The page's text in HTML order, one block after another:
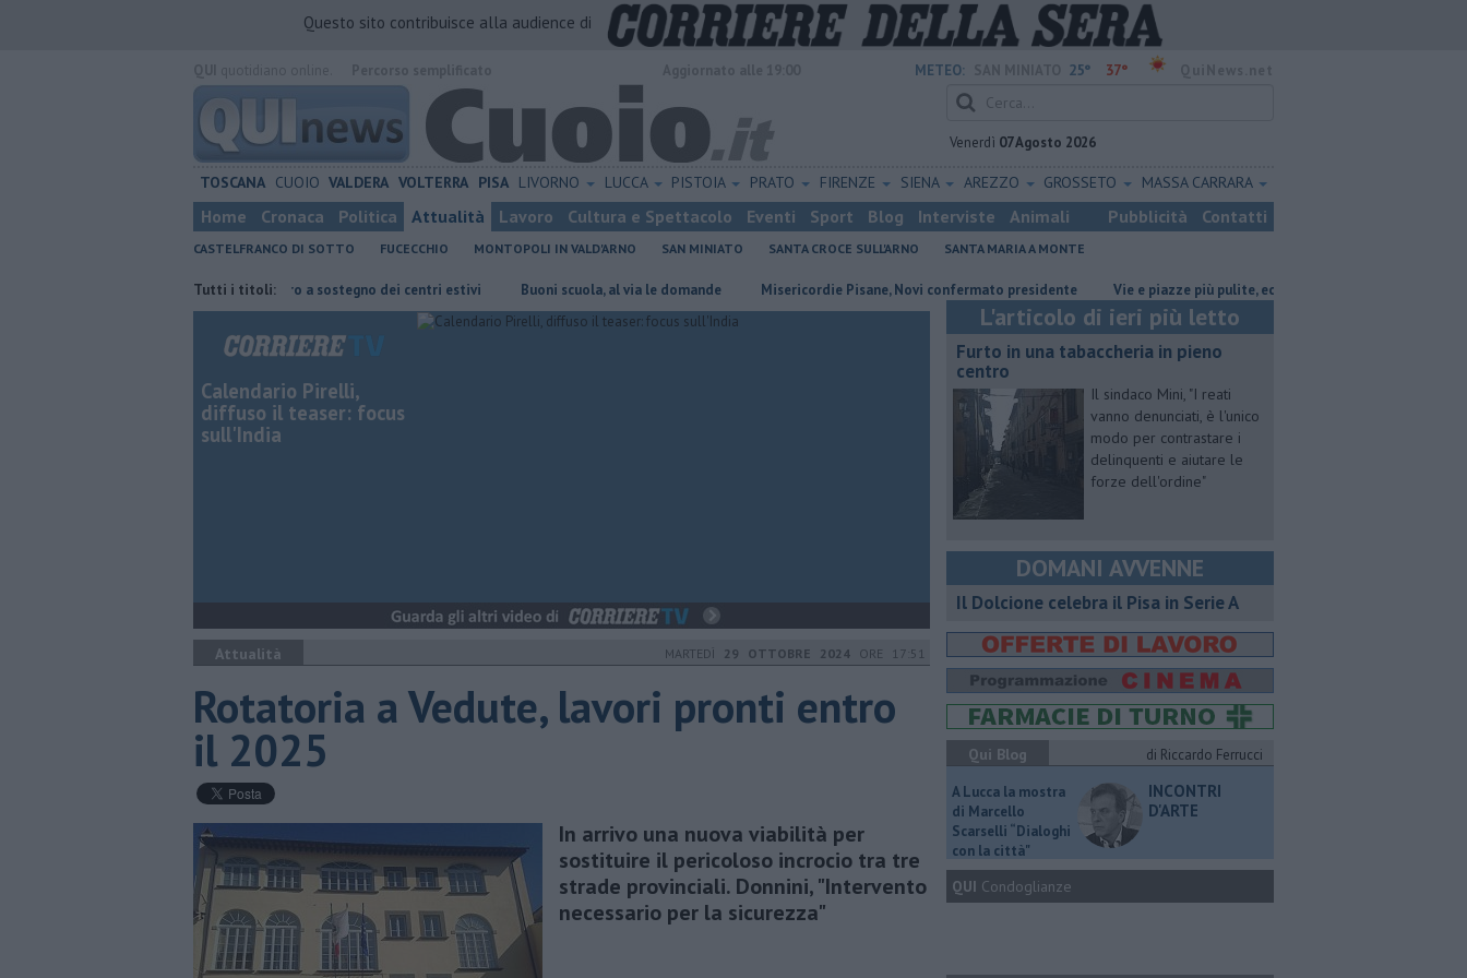
Questo sito contribuisce alla audience di
METEO: 25° 37°
Venerdì 07 Agosto 2026
TOSCANA CUOIO VALDERA VOLTERRA PISA LIVORNO LUCCA PISTOIA PRATO FIRENZE SIENA AREZZO GROSSETO MASSA CARRARA
Home Cronaca Politica Attualità Lavoro Cultura e Spettacolo Eventi Sport Blog Interviste Animali Pubblicità Contatti
CASTELFRANCO DI SOTTO FUCECCHIO MONTOPOLI IN VALD'ARNO SAN MINIATO SANTA CROCE SULL'ARNO SANTA MARIA A MONTE
Tutti i titoli:
Oltre 7mila euro a sostegno dei centri estivi Buoni scuola, al via le domande Misericordie Pisane, Novi confermato presidente Vie e piazze più pulite, ecco il piano sperimentale
Calendario Pirelli,
diffuso il teaser: focus
sull'India
Attualità MARTEDÌ 29 OTTOBRE 2024 ORE 17:51
Rotatoria a Vedute, lavori pronti entro
il 2025
In arrivo una nuova viabilità per
sostituire il pericoloso incrocio tra tre
strade provinciali. Donnini, "Intervento
necessario per la sicurezza"
L'articolo di ieri più letto
Furto in una tabaccheria in pieno
centro
Il sindaco Mini, "I reati
vanno denunciati, è l'unico
modo per contrastare i
delinquenti e aiutare le
forze dell'ordine"
DOMANI AVVENNE
Il Dolcione celebra il Pisa in Serie A
Qui Blog
di Riccardo Ferrucci
A Lucca la mostra
di Marcello
Scarselli “Dialoghi
con la città"
INCONTRI
D'ARTE
QUI Condoglianze